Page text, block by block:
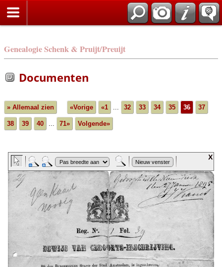
Genealogie Schenk & Pruijt/Preuijt
Documenten
» Allemaal zien «Vorige «1 ... 32 33 34 35 36 37
38 39 40 ... 71» Volgende»